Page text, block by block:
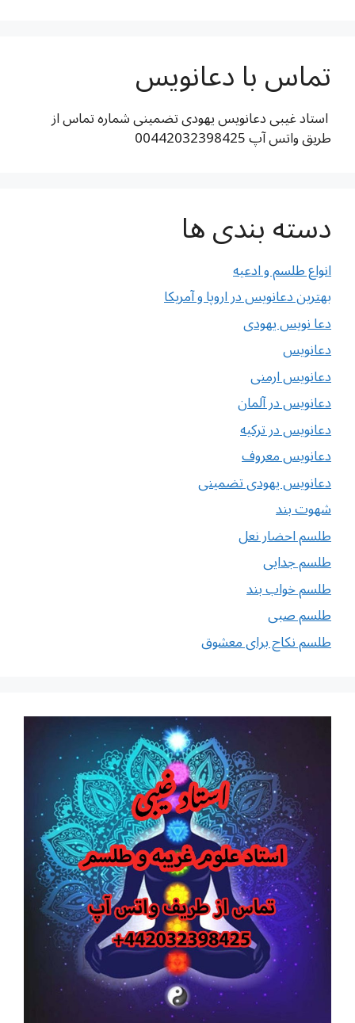
تماس با دعانویس
استاد غیبی دعانویس یهودی تضمینی شماره تماس از
طریق واتس آپ 00442032398425
دسته بندی ها
انواع طلسم و ادعیه
بهترین دعانویس در اروپا و آمریکا
دعا نویس یهودی
دعانویس
دعانویس ارمنی
دعانویس در آلمان
دعانویس در ترکیه
دعانویس معروف
دعانویس یهودی تضمینی
شهوت بند
طلسم احضار نعل
طلسم جدایی
طلسم خواب بند
طلسم صبی
طلسم نکاح برای معشوق